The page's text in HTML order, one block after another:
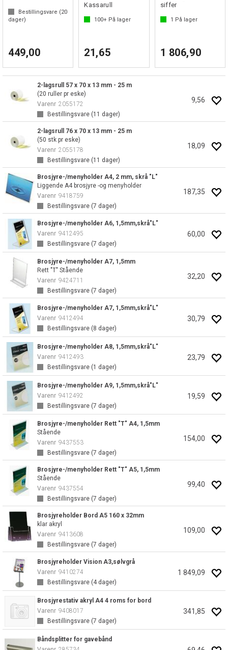
Bestillingsvare (20
dager)
449,00
Kassarull
100+ På lager
21,65
siffer
1 På lager
1 806,90
2-lagsrull 57 x 70 x 13 mm - 25 m
(20 ruller pr eske)
Varenr 2055172
Bestillingsvare (11 dager)
9,56
2-lagsrull 76 x 70 x 13 mm - 25 m
(50 stk pr eske)
Varenr 2055178
Bestillingsvare (11 dager)
18,09
Brosjyre-/menyholder A4, 2 mm, skrå "L"
Liggende A4 brosjyre -og menyholder
Varenr 9418759
Bestillingsvare (7 dager)
187,35
Brosjyre-/menyholder A6, 1,5mm,skrå"L"
Varenr 9412495
Bestillingsvare (7 dager)
60,00
Brosjyre-/menyholder A7, 1,5mm
Rett "T" Stående
Varenr 9424711
Bestillingsvare (7 dager)
32,20
Brosjyre-/menyholder A7, 1,5mm,skrå"L"
Varenr 9412494
Bestillingsvare (8 dager)
30,79
Brosjyre-/menyholder A8, 1,5mm,skrå"L"
Varenr 9412493
Bestillingsvare (1 dager)
23,79
Brosjyre-/menyholder A9, 1,5mm,skrå"L"
Varenr 9412492
Bestillingsvare (7 dager)
19,59
Brosjyre-/menyholder Rett "T" A4, 1,5mm
Stående
Varenr 9437553
Bestillingsvare (7 dager)
154,00
Brosjyre-/menyholder Rett "T" A5, 1,5mm
Stående
Varenr 9437554
Bestillingsvare (7 dager)
99,40
Brosjyreholder Bord A5 160 x 32mm
klar akryl
Varenr 9413608
Bestillingsvare (7 dager)
109,00
Brosjyreholder Vision A3,sølvgrå
Varenr 9410274
Bestillingsvare (4dager)
1 849,09
Brosjyrestativ akryl A4 4 roms for bord
Varenr 9408017
Bestillingsvare (7 dager)
341,85
Båndsplitter for gavebånd